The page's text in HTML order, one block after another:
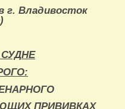
г. Владивосток
ПРИВИВКАХ